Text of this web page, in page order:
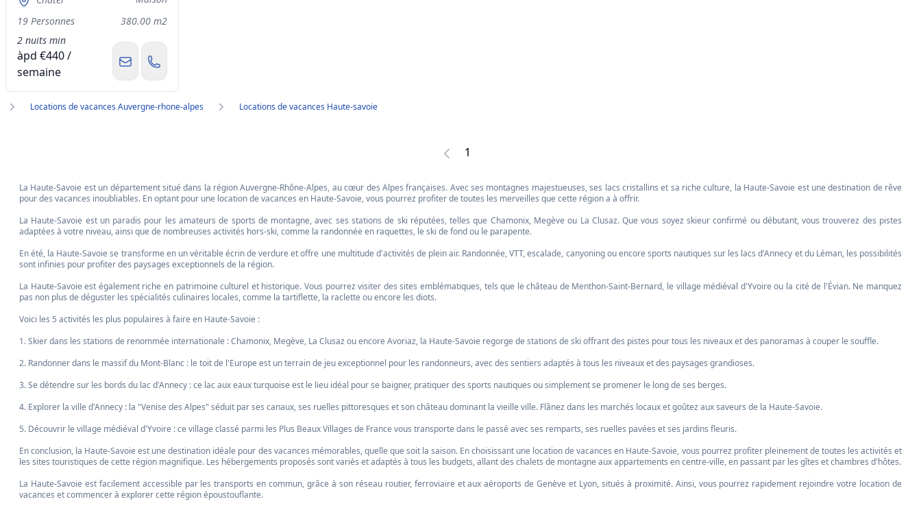
19 Personnes
380.00 m2
2 nuits min
àpd €440 /
semaine
Locations de vacances Auvergne-rhone-alpes Locations de vacances Haute-savoie
1
La Haute-Savoie est un département situé dans la région Auvergne-Rhône-Alpes, au cœur des Alpes françaises. Avec ses montagnes majestueuses, ses lacs cristallins et sa riche culture, la Haute-Savoie est une destination de rêve
pour des vacances inoubliables. En optant pour une location de vacances en Haute-Savoie, vous pourrez profiter de toutes les merveilles que cette région a à offrir.
La Haute-Savoie est un paradis pour les amateurs de sports de montagne, avec ses stations de ski réputées, telles que Chamonix, Megève ou La Clusaz. Que vous soyez skieur confirmé ou débutant, vous trouverez des pistes
adaptées à votre niveau, ainsi que de nombreuses activités hors-ski, comme la randonnée en raquettes, le ski de fond ou le parapente.
En été, la Haute-Savoie se transforme en un véritable écrin de verdure et offre une multitude d'activités de plein air. Randonnée, VTT, escalade, canyoning ou encore sports nautiques sur les lacs d'Annecy et du Léman, les possibilités
sont infinies pour profiter des paysages exceptionnels de la région.
La Haute-Savoie est également riche en patrimoine culturel et historique. Vous pourrez visiter des sites emblématiques, tels que le château de Menthon-Saint-Bernard, le village médiéval d'Yvoire ou la cité de l'Évian. Ne manquez
pas non plus de déguster les spécialités culinaires locales, comme la tartiflette, la raclette ou encore les diots.
Voici les 5 activités les plus populaires à faire en Haute-Savoie :
1. Skier dans les stations de renommée internationale : Chamonix, Megève, La Clusaz ou encore Avoriaz, la Haute-Savoie regorge de stations de ski offrant des pistes pour tous les niveaux et des panoramas à couper le souffle.
2. Randonner dans le massif du Mont-Blanc : le toit de l'Europe est un terrain de jeu exceptionnel pour les randonneurs, avec des sentiers adaptés à tous les niveaux et des paysages grandioses.
3. Se détendre sur les bords du lac d'Annecy : ce lac aux eaux turquoise est le lieu idéal pour se baigner, pratiquer des sports nautiques ou simplement se promener le long de ses berges.
4. Explorer la ville d'Annecy : la "Venise des Alpes" séduit par ses canaux, ses ruelles pittoresques et son château dominant la vieille ville. Flânez dans les marchés locaux et goûtez aux saveurs de la Haute-Savoie.
5. Découvrir le village médiéval d'Yvoire : ce village classé parmi les Plus Beaux Villages de France vous transporte dans le passé avec ses remparts, ses ruelles pavées et ses jardins fleuris.
En conclusion, la Haute-Savoie est une destination idéale pour des vacances mémorables, quelle que soit la saison. En choisissant une location de vacances en Haute-Savoie, vous pourrez profiter pleinement de toutes les activités et
les sites touristiques de cette région magnifique. Les hébergements proposés sont variés et adaptés à tous les budgets, allant des chalets de montagne aux appartements en centre-ville, en passant par les gîtes et chambres d'hôtes.
La Haute-Savoie est facilement accessible par les transports en commun, grâce à son réseau routier, ferroviaire et aux aéroports de Genève et Lyon, situés à proximité. Ainsi, vous pourrez rapidement rejoindre votre location de
vacances et commencer à explorer cette région époustouflante.